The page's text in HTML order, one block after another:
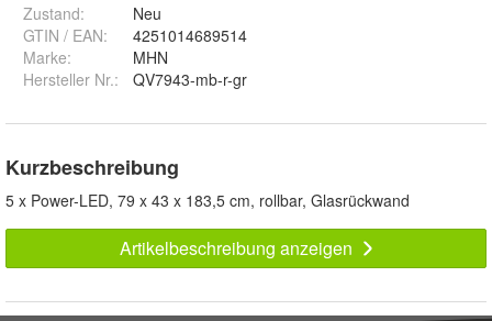
Zustand:
Neu
GTIN / EAN:
4251014689514
Marke:
MHN
Hersteller Nr.:
QV7943-mb-r-gr
Kurzbeschreibung
5 x Power-LED, 79 x 43 x 183,5 cm, rollbar, Glasrückwand
Artikelbeschreibung anzeigen